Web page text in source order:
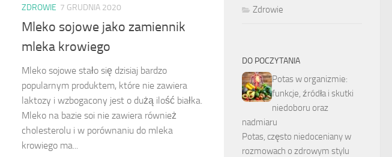
ZDROWIE 7 GRUDNIA 2020
Mleko sojowe jako zamiennik
mleka krowiego
Mleko sojowe stało się dzisiaj bardzo
popularnym produktem, które nie zawiera
laktozy i wzbogacony jest o dużą ilość białka.
Mleko na bazie soi nie zawiera również
cholesterolu i w porównaniu do mleka
krowiego ma...
Zdrowie
DO POCZYTANIA
Potas w organizmie:
funkcje, źródła i skutki
niedoboru oraz
nadmiaru
Potas, często niedoceniany w
rozmowach o zdrowym stylu